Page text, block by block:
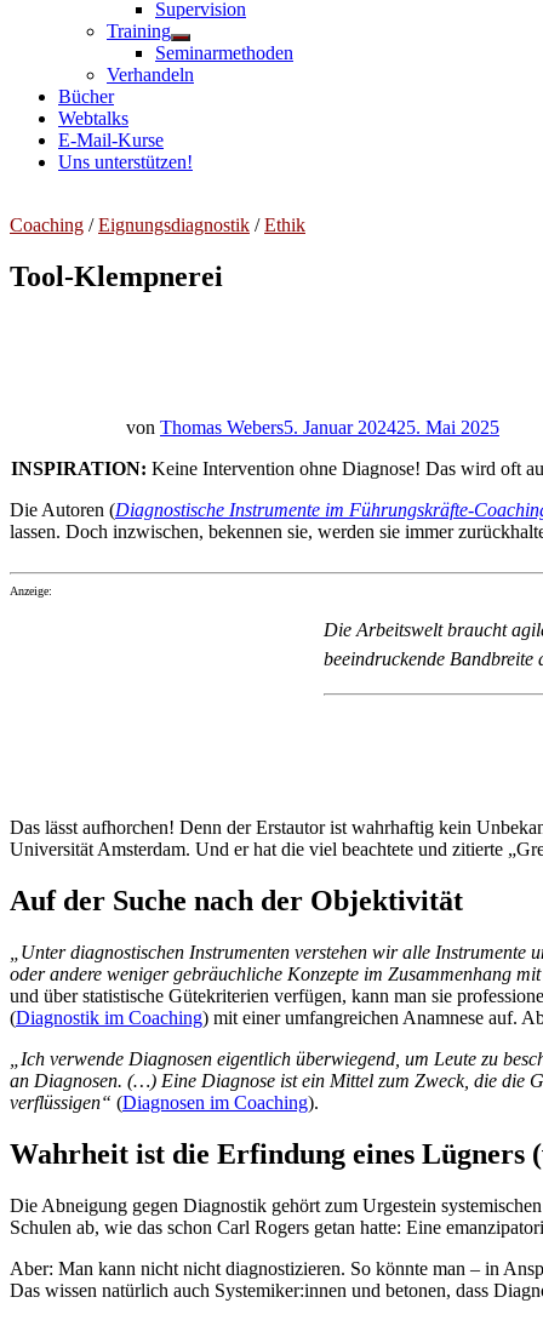
Supervision
Training
Untermenü
anzeigen
Seminarmethoden
Verhandeln
Bücher
Webtalks
E-Mail-Kurse
Uns unterstützen!
Coaching /Eignungsdiagnostik /Ethik
Tool-Klempnerei
von Thomas Webers5. Januar 202425. Mai 2025
INSPIRATION: Keine Intervention ohne Diagnose! Das wird oft
Die Autoren (Diagnostische Instrumente im Führungskräfte-
lassen. Doch inzwischen, bekennen sie, werden sie immer
Anzeige:
Die Arbeitswelt braucht
beeindruckende
Das lässt aufhorchen! Denn der Erstautor ist wahrhaftig kein
Universität Amsterdam. Und er hat die viel beachtete und zitierte
Auf der Suche nach der Objektivität
„Unter diagnostischen Instrumenten verstehen wir alle
oder andere weniger gebräuchliche Konzepte im Zusammenhang
und über statistische Gütekriterien verfügen, kann man sie
(Diagnostik im Coaching) mit einer umfangreichen Anamnese auf.
„Ich verwende Diagnosen eigentlich überwiegend, um Leute zu
an Diagnosen. (…) Eine Diagnose ist ein Mittel zum Zweck, die die
verflüssigen“ (Diagnosen im Coaching).
Wahrheit ist die Erfindung eines Lügners
Die Abneigung gegen Diagnostik gehört zum Urgestein
Schulen ab, wie das schon Carl Rogers getan hatte: Eine
Aber: Man kann nicht nicht diagnostizieren. So könnte man – in
Das wissen natürlich auch Systemiker:innen und betonen, dass